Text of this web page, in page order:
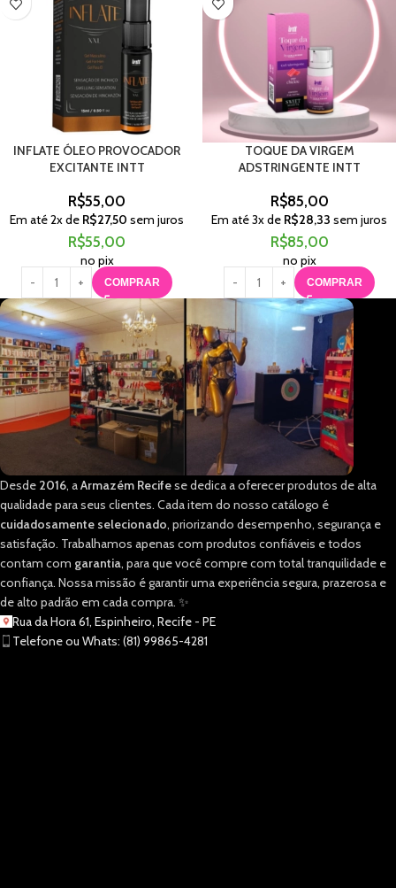
INFLATE ÓLEO PROVOCADOR
EXCITANTE INTT
R$55,00
Em até2x de R$27,50 sem juros
R$55,00
no pix
COMPRAR
TOQUE DA VIRGEM
ADSTRINGENTE INTT
R$85,00
Em até3x de R$28,33 sem juros
R$85,00
no pix
COMPRAR
Desde 2016, aArmazém Recifese dedica a oferecer produtos de alta
qualidade para seus clientes. Cada item do nosso catálogo é
cuidadosamente selecionado, priorizando desempenho, segurança e
satisfação. Trabalhamos apenas com produtos confiáveis e todos
contam com garantia, para que você compre com total tranquilidade e
confiança. Nossa missão é garantir uma experiência segura, prazerosa e
de alto padrão em cada compra. ✨
Rua da Hora 61, Espinheiro, Recife - PE
Telefone ou Whats: (81) 99865-4281